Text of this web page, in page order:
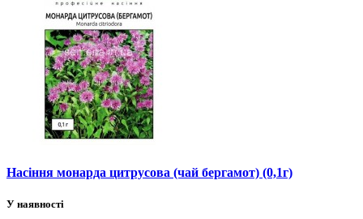
Насіння монарда цитрусова (чай бергамот) (0,1г)
У наявності